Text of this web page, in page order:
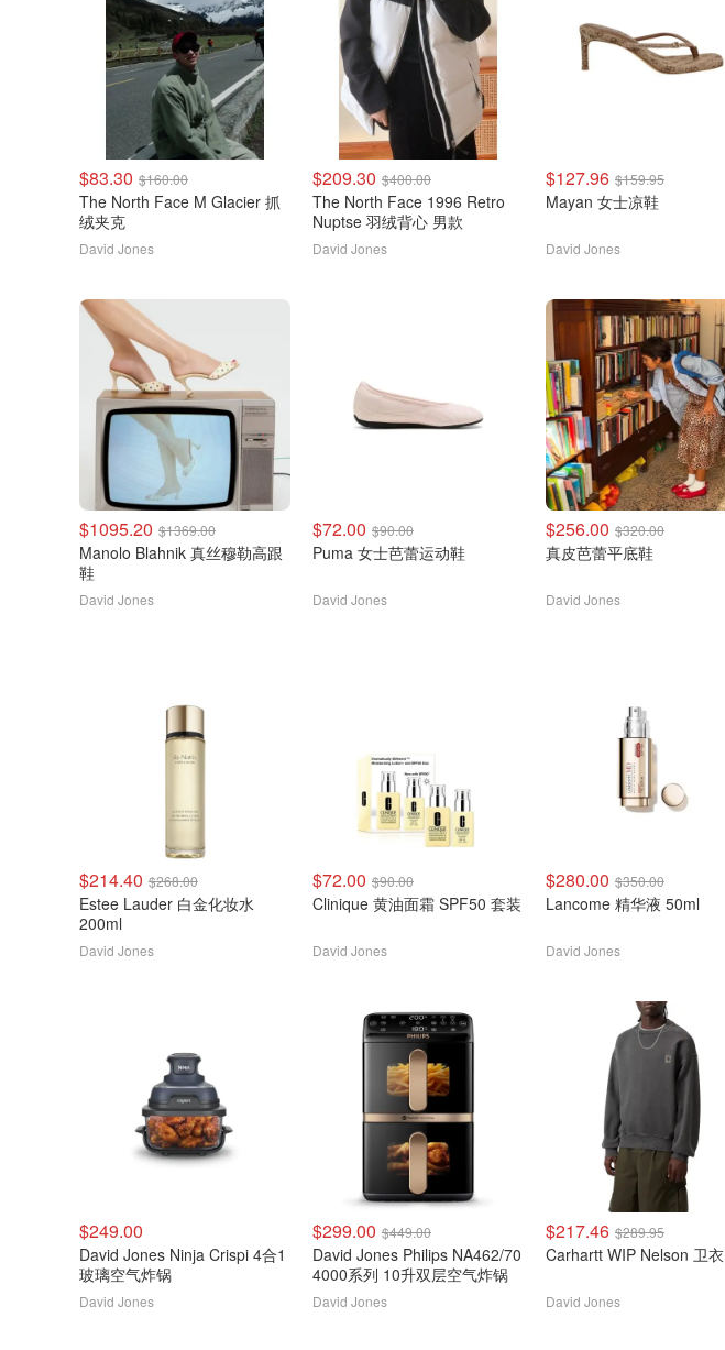
$83.30 $160.00
The North Face M Glacier 抓
绒夹克
David Jones
$209.30 $400.00
The North Face 1996 Retro
Nuptse 羽绒背心 男款
David Jones
$127.96 $159.95
Mayan 女士凉鞋
David Jones
$1095.20 $1369.00
Manolo Blahnik 真丝穆勒高跟
鞋
David Jones
$72.00 $90.00
Puma 女士芭蕾运动鞋
David Jones
$256.00 $320.00
真皮芭蕾平底鞋
David Jones
$214.40 $268.00
Estee Lauder 白金化妆水
200ml
David Jones
$72.00 $90.00
Clinique 黄油面霜 SPF50 套装
David Jones
$280.00 $350.00
Lancome 精华液 50ml
David Jones
$249.00
David Jones Ninja Crispi 4合1
玻璃空气炸锅
David Jones
$299.00 $449.00
David Jones Philips NA462/70
4000系列 10升双层空气炸锅
David Jones
$217.46 $289.95
Carhartt WIP Nelson 卫衣
David Jones